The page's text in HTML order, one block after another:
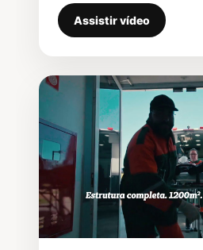
Assistir vídeo